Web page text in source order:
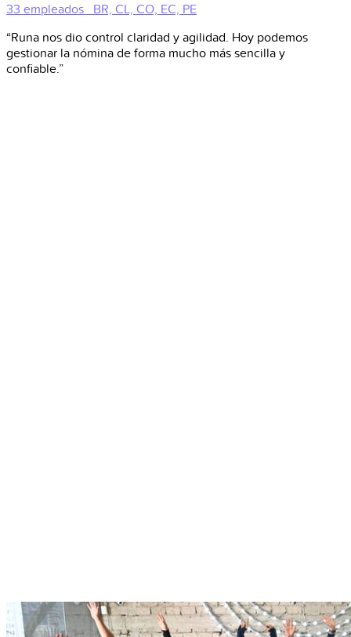
33 empleados
BR, CL, CO, EC, PE
“Runa nos dio control claridad y agilidad. Hoy podemos
gestionar la nómina de forma mucho más sencilla y
confiable.”